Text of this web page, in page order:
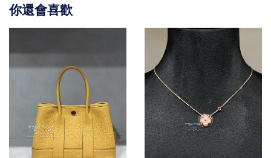
你還會喜歡